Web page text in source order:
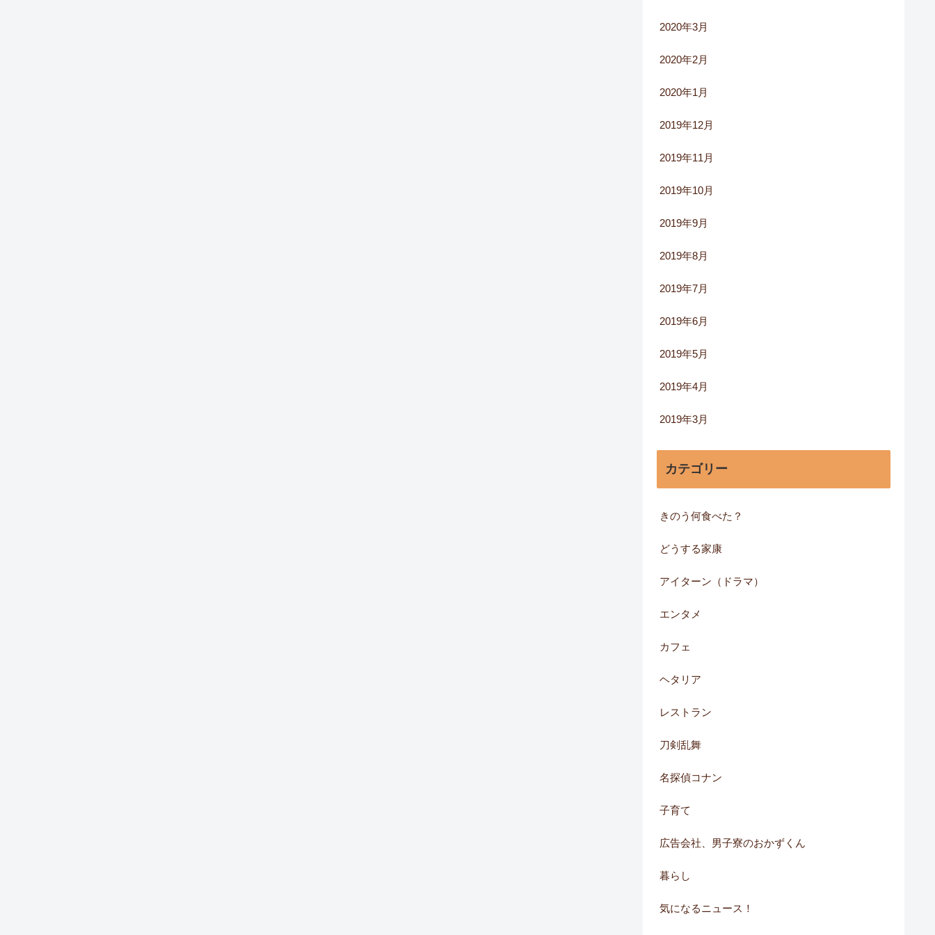
2020年3月
2020年2月
2020年1月
2019年12月
2019年11月
2019年10月
2019年9月
2019年8月
2019年7月
2019年6月
2019年5月
2019年4月
2019年3月
カテゴリー
きのう何食べた？
どうする家康
アイターン（ドラマ）
エンタメ
カフェ
ヘタリア
レストラン
刀剣乱舞
名探偵コナン
子育て
広告会社、男子寮のおかずくん
暮らし
気になるニュース！